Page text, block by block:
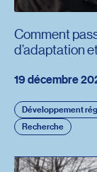
19 décembre
Développement
Recherche
Comment
d’adaptation